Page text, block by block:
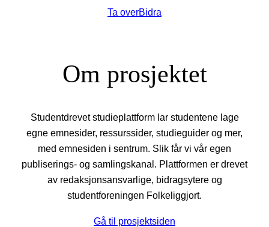
Ta overBidra
Om prosjektet
Studentdrevet studieplattform lar studentene lage
egne emnesider, ressurssider, studieguider og mer,
med emnesiden i sentrum. Slik får vi vår egen
publiserings- og samlingskanal. Plattformen er drevet
av redaksjonsansvarlige, bidragsytere og
studentforeningen Folkeliggjort.
Gå til prosjektsiden